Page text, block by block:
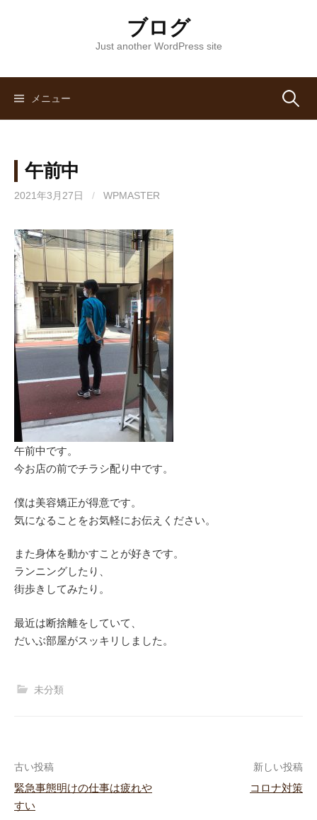
ツ
ブログ
Just another WordPress site
メニュー 検
午前中
2021年3月27日 / WPMASTER
午前中です。
今お店の前でチラシ配り中です。
僕は美容矯正が得意です。
気になることをお気軽にお伝えください。
また身体を動かすことが好きです。
ランニングしたり、
街歩きしてみたり。
最近は断捨離をしていて、
だいぶ部屋がスッキリしました。
未分類
投
古い投稿
緊急事態明けの仕事は疲れや
すい
新しい投稿
コロナ対策